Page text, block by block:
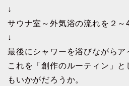
↓
サウナ室～外気浴の流れを２～
↓
最後にシャワーを浴びながらア
これを「創作のルーティン」
もいかがだろうか。